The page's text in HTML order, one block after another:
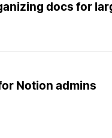
docs for
Notion admins